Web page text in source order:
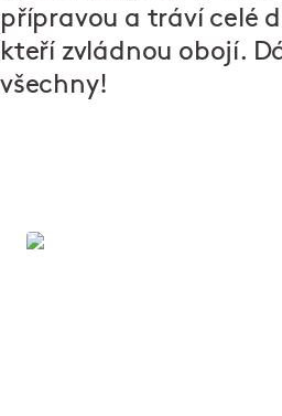
přípravou a tráví celé
kteří zvládnou obojí.
všechny!